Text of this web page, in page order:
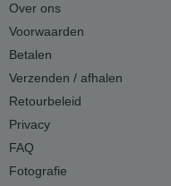
Over ons
Voorwaarden
Betalen
Verzenden / afhalen
Retourbeleid
Privacy
FAQ
Fotografie